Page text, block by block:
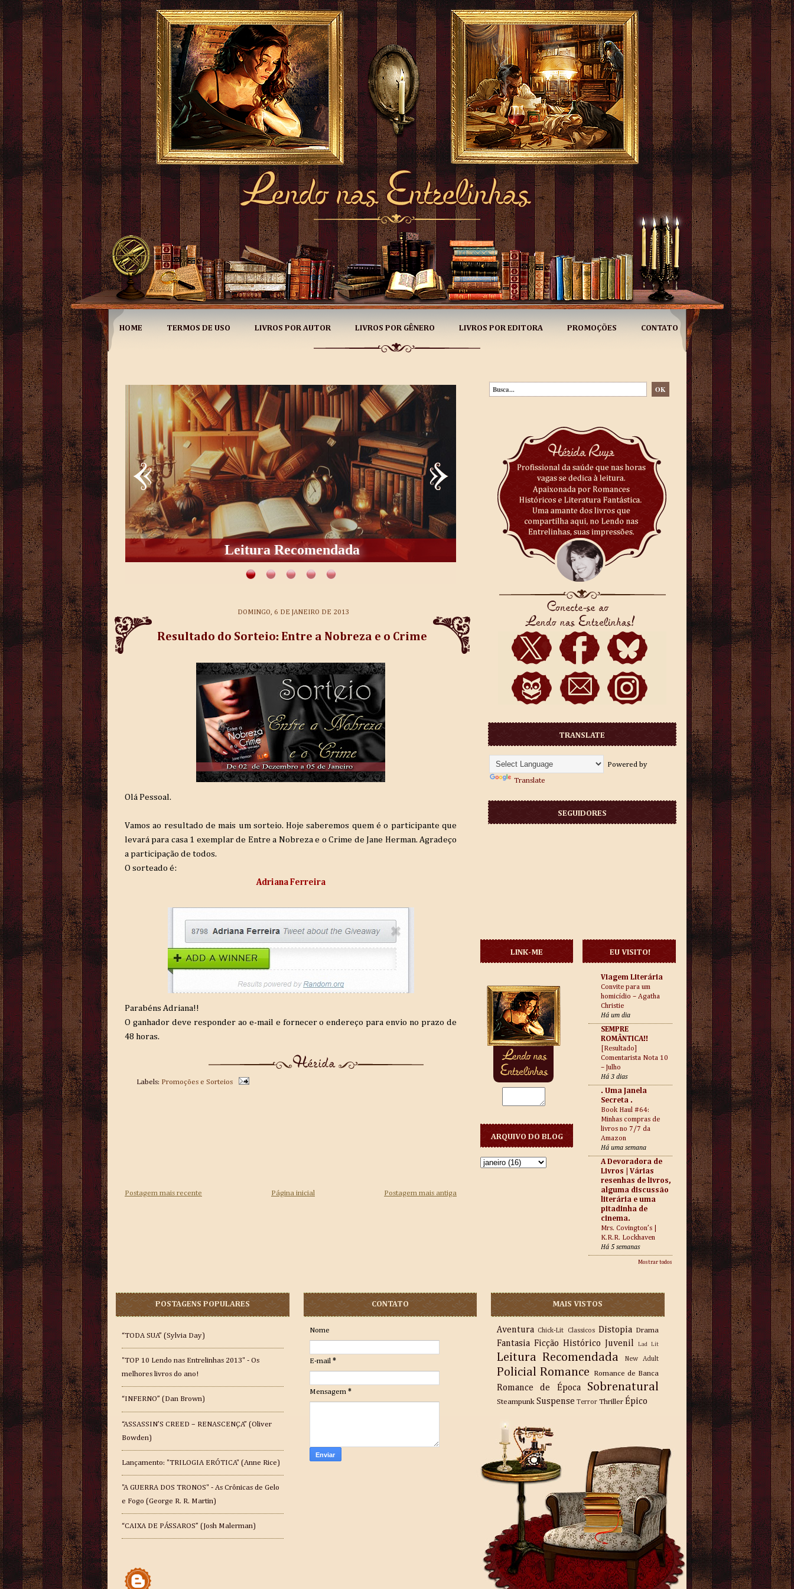
HOME TERMOS DE USO LIVROS POR AUTOR LIVROS POR GÊNERO LIVROS POR EDITORA PROMOÇÕES CONTATO
Adaptados Para As Telas
DOMINGO, 6 DE JANEIRO DE 2013
Resultado do Sorteio: Entre a Nobreza e o Crime
Olá Pessoal.
Vamos ao resultado de mais um sorteio. Hoje saberemos quem é o participante que
levará para casa 1 exemplar de Entre a Nobreza e o Crime de Jane Herman. Agradeço
a participação de todos.
O sorteado é:
Adriana Ferreira
Parabéns Adriana!!
O ganhador deve responder ao e-mail e fornecer o endereço para envio no prazo de
48 horas.
Labels: Promoções e Sorteios
Postagem mais recente Postagem mais antiga
Página inicial
TRANSLATE
Powered by
Translate
SEGUIDORES
LINK-ME
ARQUIVO DO BLOG
EU VISITO!
Viagem Literária
Convite para um
homicídio – Agatha
Christie
Há um dia
SEMPRE
ROMÂNTICA!!
[Resultado]
Comentarista Nota 10
– Julho
Há 3 dias
. Uma Janela
Secreta .
Book Haul #64:
Minhas compras de
livros no 7/7 da
Amazon
Há uma semana
A Devoradora de
Livros | Várias
resenhas de livros,
alguma discussão
literária e uma
pitadinha de
cinema.
Mrs. Covington’s |
K.R.R. Lockhaven
Há 5 semanas
Mostrar todos
POSTAGENS POPULARES
“TODA SUA” (Sylvia Day)
"TOP 10 Lendo nas Entrelinhas 2013" - Os
melhores livros do ano!
“INFERNO” (Dan Brown)
“ASSASSIN’S CREED – RENASCENÇA” (Oliver
Bowden)
Lançamento: "TRILOGIA ERÓTICA" (Anne Rice)
"A GUERRA DOS TRONOS" - As Crônicas de Gelo
e Fogo (George R. R. Martin)
“CAIXA DE PÁSSAROS” (Josh Malerman)
CONTATO
Nome
E-mail *
Mensagem *
MAIS VISTOS
Aventura Chick-Lit Classicos Distopia Drama
Fantasia Ficção Histórico Juvenil Lad Lit
Leitura Recomendada New Adult
Policial Romance Romance de Banca
Romance de Época Sobrenatural
Steampunk Suspense Terror Thriller Épico